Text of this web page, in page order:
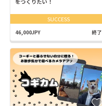
SUCCESS
46,000JPY 終了